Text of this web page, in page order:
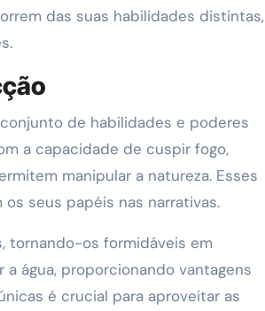
das suas habilidades distintas,
de habilidades e poderes
a capacidade de cuspir fogo,
manipular a natureza. Esses
seus papéis nas narrativas.
tornando-os formidáveis em
água, proporcionando vantagens
é crucial para aproveitar as